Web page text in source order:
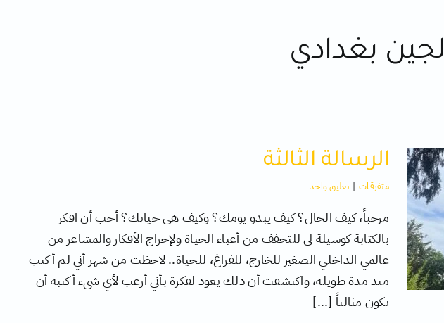
لجين بغدادي
الرسالة الثالثة
متفرقات | تعليق واحد
مرحباً، كيف الحال؟ كيف يبدو يومك؟ وكيف هي حياتك؟ أحب أن افكر
بالكتابة كوسيلة لي للتخفف من أعباء الحياة ولإخراج الأفكار والمشاعر من
عالمي الداخلي الصغير للخارج، للفراغ، للحياة.. لاحظت من شهر أني لم أكتب
منذ مدة طويلة، واكتشفت أن ذلك يعود لفكرة بأني أرغب لأي شيء أكتبه أن
يكون مثالياً [...]